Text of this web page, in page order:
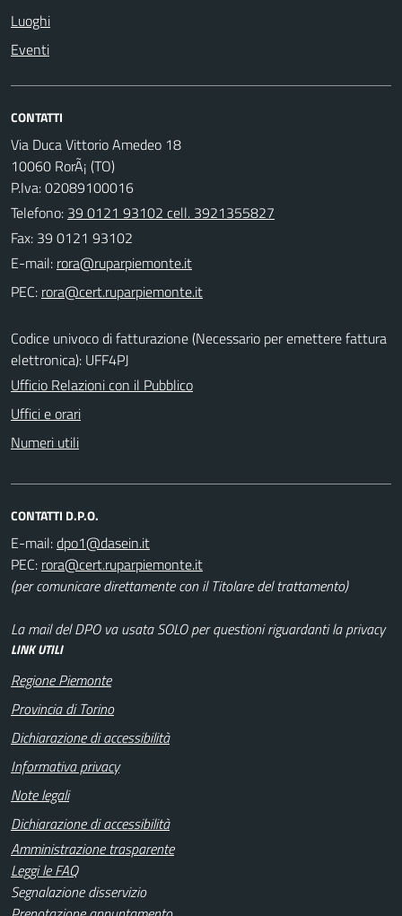
Luoghi
Eventi
CONTATTI
Via Duca Vittorio Amedeo 18
10060 RorÃ¡ (TO)
P.Iva: 02089100016
Telefono: 39 0121 93102 cell. 3921355827
Fax: 39 0121 93102
E-mail:
PEC:
Codice univoco di fatturazione (Necessario per emettere fattura
elettronica): UFF4PJ
Ufficio Relazioni con il Pubblico
Uffici e orari
Numeri utili
CONTATTI D.P.O.
E-mail:
PEC:
(per comunicare direttamente con il Titolare del trattamento)
La mail del DPO va usata SOLO per questioni riguardanti la privacy
LINK UTILI
Regione Piemonte
Provincia di Torino
Dichiarazione di accessibilità
Informativa privacy
Note legali
Dichiarazione di accessibilità
Amministrazione trasparente
Leggi le FAQ
Segnalazione disservizio